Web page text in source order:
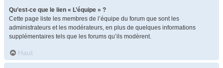
Qu’est-ce que le lien « L’équipe » ?
Cette page liste les membres de l’équipe du forum que sont les
administrateurs et les modérateurs, en plus de quelques informations
supplémentaires tels que les forums qu’ils modèrent.
Haut